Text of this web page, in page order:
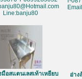
Line:banju80
มือสแตนเลสเท้าเหยียบ
อ่าง